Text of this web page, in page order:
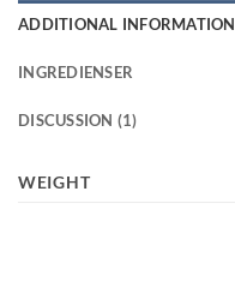
ADDITIONAL INFORMATION
INGREDIENSER
DISCUSSION (1)
WEIGHT